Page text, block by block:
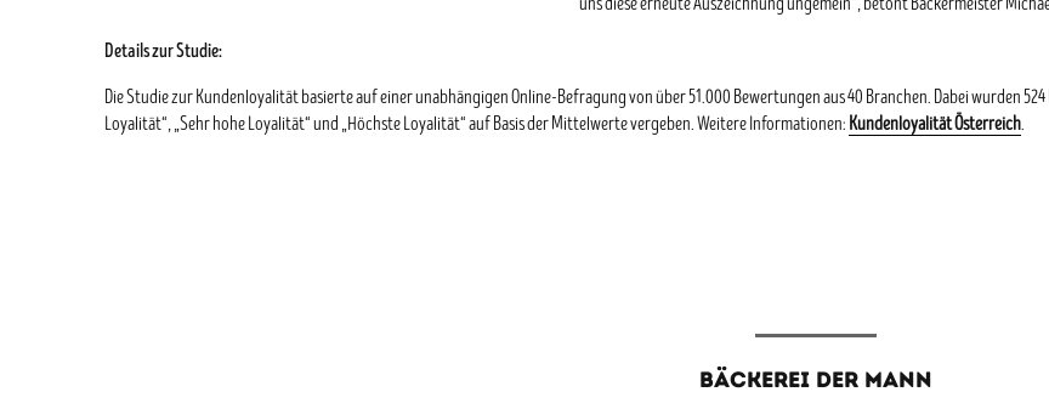
uns diese erneute Auszeichnung ungemein“, betont Bäckermeister
Details zur Studie:
Die Studie zur Kundenloyalität basierte auf einer unabhängigen Online-Befragung von über 51.000 Bewertungen aus 40 Branchen. Dabei wurden
Loyalität“, „Sehr hohe Loyalität“ und „Höchste Loyalität“ auf Basis der Mittelwerte vergeben. Weitere Informationen: Kundenloyalität Österreich.
BÄCKEREI DER MANN